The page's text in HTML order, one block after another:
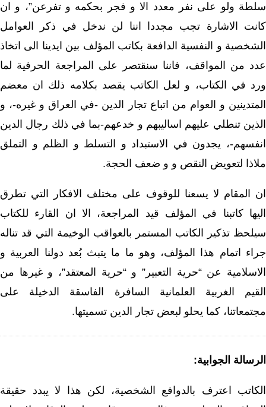
سلطة ولو على نفر معدد الا و فجر بحكمه و تفرعن”، و ان
كانت الاشارة تجب مجددا اننا لن ندخل في ذكر العوامل
الشخصية و النفسية الدافعة بكاتب المؤلف بين ايدينا الى اتخاذ
عدد من المواقف، فاننا سنقتصر على المراجعة الحرفية لما
ورد في الكتاب، و لعل الكاتب يقصد بكلامه ذلك ان معضم
المتدينين و العوام من اتباع تجار الدين -في العراق و غيره-، و
الذين تنطلي عليهم اساليبهم و خدعهم-بما في ذلك رجال الدين
انفسهم-، يجدون في الاستبداد و التسلط و الظلم و التملق
ملاذا لتعويض النقص و و ضعف الحجة.
ان المقام لا يسعنا للوقوف على مختلف الافكار التي تطرق
اليها كاتبنا في المؤلف قيد المراجعة، الا ان القارء للكتاب
سيلحظ تذكير الكاتب المستمر بالعواقب الوخيمة التي قد تناله
جراء اتمام هذا المؤلف، وهو ما ما يتبث بُعد دولنا العربية و
الاسلامية عن “حرية التعبير” و “حرية المعتقد”، و غيرها من
القيم الغربية العلمانية السافرة الفاسقة الدخيلة على
مجتمعاتنا، كما يحلو لبعض تجار الدين تسميتها.
الرسالة الجوابية:
الكاتب اعترف بالدوافع الشخصية، لكن هذا لا يبدد حقيقة